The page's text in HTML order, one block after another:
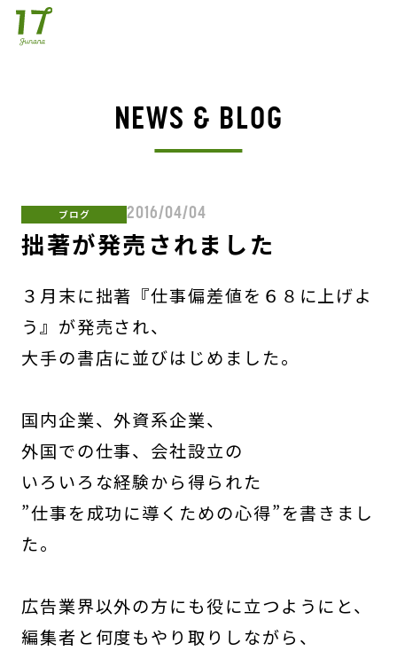
NEWS & BLOG
ブログ 2016/04/04
拙著が発売されました
３月末に拙著『仕事偏差値を６８に上げよ
う』が発売され、
大手の書店に並びはじめました。
国内企業、外資系企業、
外国での仕事、会社設立の
いろいろな経験から得られた
”仕事を成功に導くための心得”を書きまし
た。
広告業界以外の方にも役に立つようにと、
編集者と何度もやり取りしながら、